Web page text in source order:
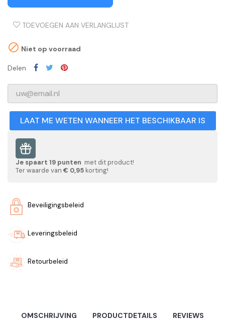
TOEVOEGEN AAN VERLANGLIJST
 Niet op voorraad
Delen
LAAT ME WETEN WANNEER HET BESCHIKBAAR IS
Je spaart 19 punten met dit product!
Ter waarde van € 0,95 korting!
Beveiligingsbeleid
Leveringsbeleid
Retourbeleid
OMSCHRIJVING PRODUCTDETAILS REVIEWS